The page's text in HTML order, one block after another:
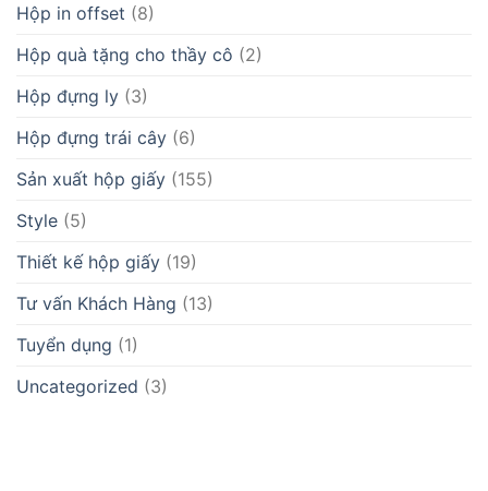
Hộp in offset (8)
Hộp quà tặng cho thầy cô (2)
Hộp đựng ly (3)
Hộp đựng trái cây (6)
Sản xuất hộp giấy (155)
Style (5)
Thiết kế hộp giấy (19)
Tư vấn Khách Hàng (13)
Tuyển dụng (1)
Uncategorized (3)